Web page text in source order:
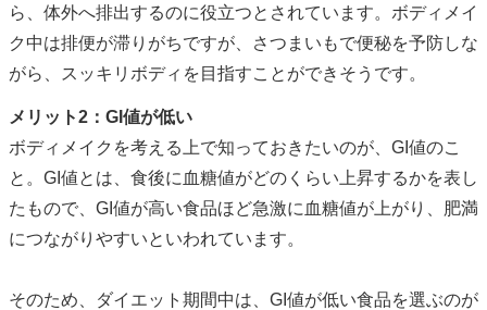
ら、体外へ排出するのに役立つとされています。ボディメイ
ク中は排便が滞りがちですが、さつまいもで便秘を予防しな
がら、スッキリボディを目指すことができそうです。
メリット2：GI値が低い
ボディメイクを考える上で知っておきたいのが、GI値のこ
と。GI値とは、食後に血糖値がどのくらい上昇するかを表し
たもので、GI値が高い食品ほど急激に血糖値が上がり、肥満
につながりやすいといわれています。
そのため、ダイエット期間中は、GI値が低い食品を選ぶのが